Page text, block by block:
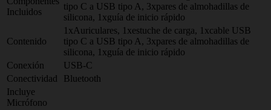
Incluidos
tipo C a USB tipo A, 3xpares de almohadillas de
silicona, 1xguía de inicio rápido
Contenido
1xAuriculares, 1xestuche de carga, 1xcable USB
tipo C a USB tipo A, 3xpares de almohadillas de
silicona, 1xguía de inicio rápido
Conexión
USB-C
Conectividad
Bluetooth
Incluye
Micrófono